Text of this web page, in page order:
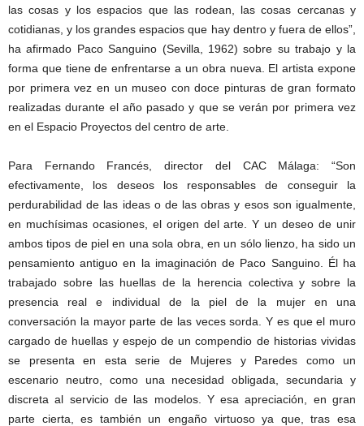
las cosas y los espacios que las rodean, las cosas cercanas y
cotidianas, y los grandes espacios que hay dentro y fuera de ellos”,
ha afirmado Paco Sanguino (Sevilla, 1962) sobre su trabajo y la
forma que tiene de enfrentarse a un obra nueva. El artista expone
por primera vez en un museo con doce pinturas de gran formato
realizadas durante el año pasado y que se verán por primera vez
en el Espacio Proyectos del centro de arte.
Para Fernando Francés, director del CAC Málaga: “Son
efectivamente, los deseos los responsables de conseguir la
perdurabilidad de las ideas o de las obras y esos son igualmente,
en muchísimas ocasiones, el origen del arte. Y un deseo de unir
ambos tipos de piel en una sola obra, en un sólo lienzo, ha sido un
pensamiento antiguo en la imaginación de Paco Sanguino. Él ha
trabajado sobre las huellas de la herencia colectiva y sobre la
presencia real e individual de la piel de la mujer en una
conversación la mayor parte de las veces sorda. Y es que el muro
cargado de huellas y espejo de un compendio de historias vividas
se presenta en esta serie de Mujeres y Paredes como un
escenario neutro, como una necesidad obligada, secundaria y
discreta al servicio de las modelos. Y esa apreciación, en gran
parte cierta, es también un engaño virtuoso ya que, tras esa